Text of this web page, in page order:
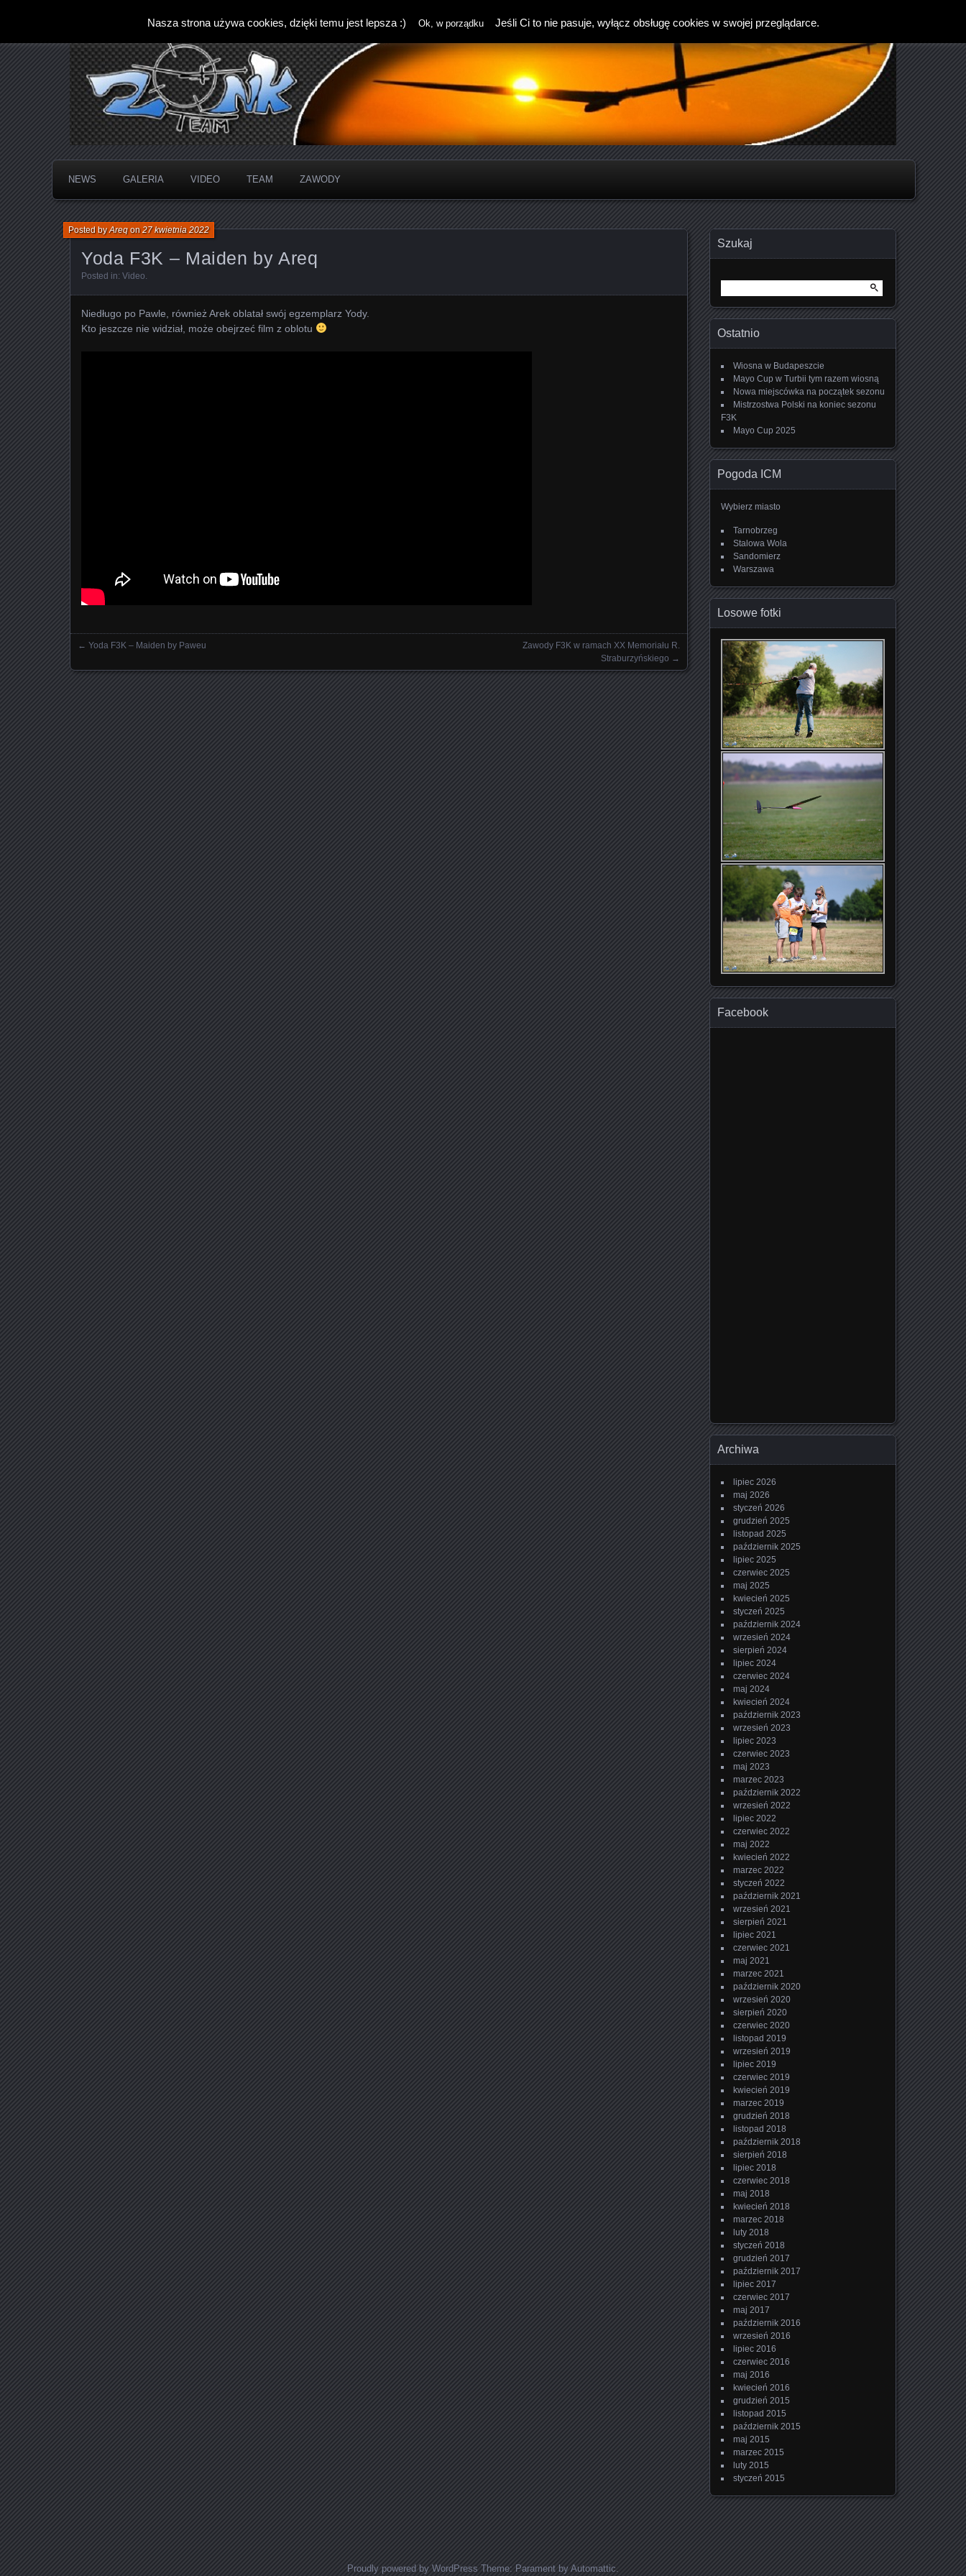
NEWS GALERIA VIDEO TEAM ZAWODY
Yoda F3K – Maiden by Areq
Posted byAreqon27 kwietnia 2022
Posted in: Video.
Niedługo po Pawle, również Arek oblatał swój egzemplarz Yody.
Kto jeszcze nie widział, może obejrzeć film z oblotu
← Yoda F3K – Maiden by Paweu
Zawody F3K w ramach XX Memoriału R.
Straburzyńskiego →
Szukaj
Ostatnio
Wiosna w Budapeszcie
Mayo Cup w Turbii tym razem wiosną
Nowa miejscówka na początek sezonu
Mistrzostwa Polski na koniec sezonu
F3K
Mayo Cup 2025
Pogoda ICM
Wybierz miasto
Tarnobrzeg
Stalowa Wola
Sandomierz
Warszawa
Losowe fotki
Facebook
Archiwa
lipiec 2026
maj 2026
styczeń 2026
grudzień 2025
listopad 2025
październik 2025
lipiec 2025
czerwiec 2025
maj 2025
kwiecień 2025
styczeń 2025
październik 2024
wrzesień 2024
sierpień 2024
lipiec 2024
czerwiec 2024
maj 2024
kwiecień 2024
październik 2023
wrzesień 2023
lipiec 2023
czerwiec 2023
maj 2023
marzec 2023
październik 2022
wrzesień 2022
lipiec 2022
czerwiec 2022
maj 2022
kwiecień 2022
marzec 2022
styczeń 2022
październik 2021
wrzesień 2021
sierpień 2021
lipiec 2021
czerwiec 2021
maj 2021
marzec 2021
październik 2020
wrzesień 2020
sierpień 2020
czerwiec 2020
listopad 2019
wrzesień 2019
lipiec 2019
czerwiec 2019
kwiecień 2019
marzec 2019
grudzień 2018
listopad 2018
październik 2018
sierpień 2018
lipiec 2018
czerwiec 2018
maj 2018
kwiecień 2018
marzec 2018
luty 2018
styczeń 2018
grudzień 2017
październik 2017
lipiec 2017
czerwiec 2017
maj 2017
październik 2016
wrzesień 2016
lipiec 2016
czerwiec 2016
maj 2016
kwiecień 2016
grudzień 2015
listopad 2015
październik 2015
maj 2015
marzec 2015
luty 2015
styczeń 2015
Proudly powered by WordPress Theme: Parament by Automattic
Nasza strona używa cookies, dzięki temu jest lepsza :) Ok, w porządku Jeśli Ci to nie pasuje, wyłącz obsługę cookies w swojej przeglądarce.